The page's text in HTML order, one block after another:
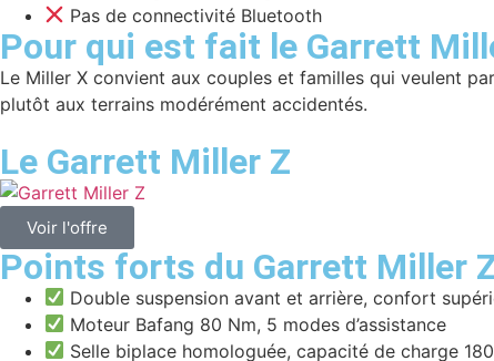
Pas de connectivité Bluetooth
Pour qui est fait le Garrett
Le Miller X convient aux couples et familles qui veulent
plutôt aux terrains modérément accidentés.
Le Garrett Miller Z
Voir l'offre
Points forts du Garrett Miller
Double suspension avant et arrière, confort
Moteur Bafang 80 Nm, 5 modes d’assistance
Selle biplace homologuée, capacité de charge